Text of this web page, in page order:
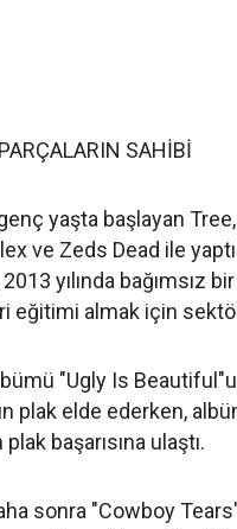
SAHİBİ
yaşta başlayan
ve Zeds Dead ile
yılında bağımsız
eğitimi almak için
"Ugly Is
plak elde ederken,
başarısına ulaştı.
sonra "Cowboy